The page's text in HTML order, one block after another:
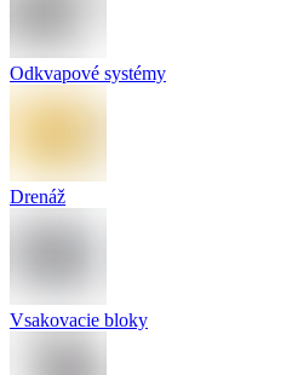
Odkvapové systémy
Drenáž
Vsakovacie bloky